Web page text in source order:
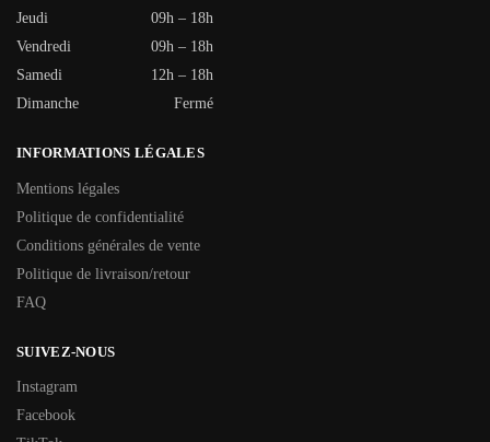
Jeudi
09h – 18h
Vendredi
09h – 18h
Samedi
12h – 18h
Dimanche
Fermé
INFORMATIONS LÉGALES
Mentions légales
Politique de confidentialité
Conditions générales de vente
Politique de livraison/retour
FAQ
SUIVEZ-NOUS
Instagram
Facebook